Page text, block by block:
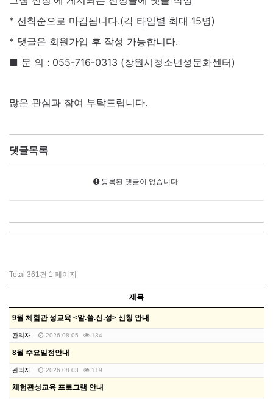
* 선착순으로 마감됩니다.(각 타임별 최대 15명)
* 댓글은 회원가입 후 작성 가능합니다.
■ 문 의 : 055-716-0313 (창원시청소년성문화센터)
많은 관심과 참여 부탁드립니다.
댓글목록
등록된 댓글이 없습니다.
Total 361건 1 페이지
제목
9월 체험관 성교육 <알.쓸.신.성> 신청 안내
관리자 2026.08.05 134
8월 주요일정안내
관리자 2026.08.03 119
체험관성교육 프로그램 안내